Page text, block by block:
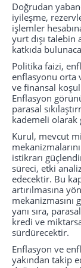
Doğrudan
iyileşme,
işlemler
yurt dışı talebin
katkıda
Politika faizi,
enflasyonu orta
ve finansal
Enflasyon
parasal
kademeli
Kurul, mevcut
istikrarı
süreci, etki
edecektir. Bu
artırılmasına
mekanizmasını
yanı sıra,
kredi ve
sürdürecektir.
Enflasyon ve
yakından takip